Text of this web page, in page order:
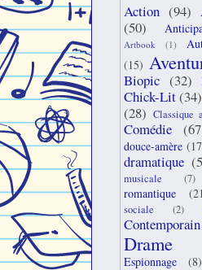
Action (94)
(50)
Artbook (1)
(15)
Biopic (32)
Chick-Lit(34)
(28) Classique
Comédie
douce-amère
dramatique
musicale
(7)
romantique
sociale
(2)
Contemporain
Drame
Espionnage (8)